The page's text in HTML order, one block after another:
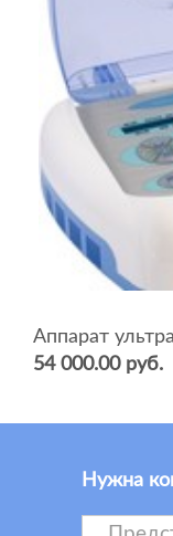
54 000.00 руб.
Нужна